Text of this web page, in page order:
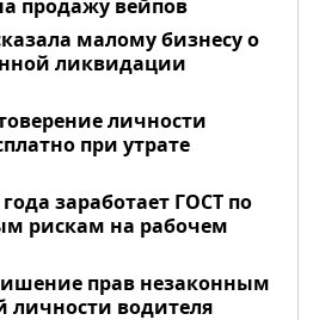
продажу вейпов
малому бизнесу о
ликвидации
личности
при утрате
заработает ГОСТ по
рискам на рабочем
прав незаконным
личности водителя